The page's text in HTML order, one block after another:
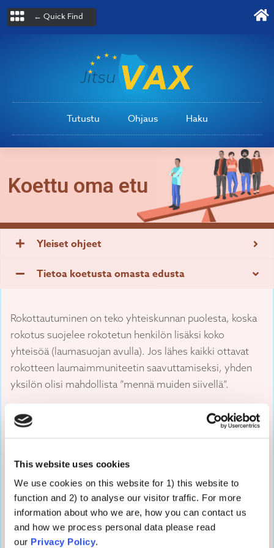
This website uses cookies
We use cookies on this website for 1) this website to
function and 2) to analyse our visitor traffic. For more
information about who we are, how you can contact us
and how we process personal data please read
our Privacy Policy.
← Quick Find
Tutustu Ohjaus Haku
Koettu oma etu
Yleiset ohjeet
Tietoa koetusta omasta edusta
Rokottautuminen on teko yhteiskunnan puolesta, koska
rokotus suojelee rokotetun henkilön lisäksi koko
yhteisöä (laumasuojan avulla). Jos lähes kaikki ottavat
rokotteen laumaimmuniteetin saavuttamiseksi, yhden
yksilön olisi mahdollista ”mennä muiden siivellä”.
Ihmiset saattavat kokea hyötyvänsä muiden
rokotushalukkuudesta, jolloin heidän ei tarvitse kokea
haittavaikutuksilla. Kokeellisissa ja havainnoivissa
tutkimuksissa on dokumentoitu tämäntyyppistä
vapaamatkustamista.
Ihmiset voivat perustella päätöstään, että he huolehtivat
omista (ja lastensa) eduista, jos he pitävät maailmaa